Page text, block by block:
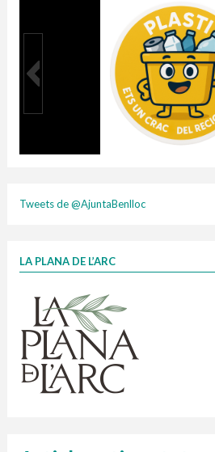
1 contenidors
Finançat per la Unió Europea
Tweets de @AjuntaBenlloc
LA PLANA DE L’ARC